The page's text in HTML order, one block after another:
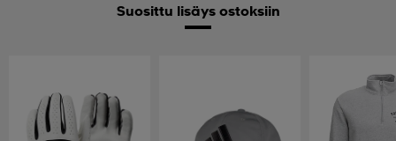
Suosittu lisäys ostoksiin